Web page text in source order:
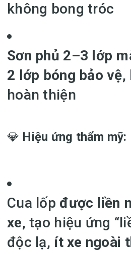
không bong tróc
Sơn phủ 2–3 lớp
2 lớp bóng bảo vệ,
hoàn thiện
💎 Hiệu ứng thẩm mỹ:
Cua lốp được liền
xe, tạo hiệu ứng
độc lạ, ít xe ngoài